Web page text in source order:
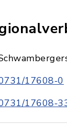
17608-0
17608-